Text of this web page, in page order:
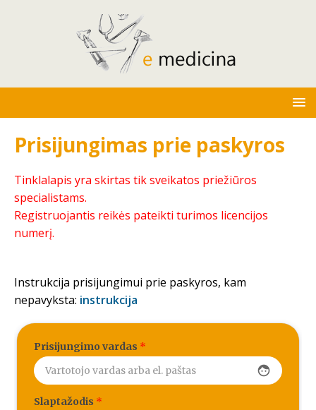
Prisijungimas prie paskyros
Tinklalapis yra skirtas tik sveikatos priežiūros
specialistams.
Registruojantis reikės pateikti turimos licencijos
numerį.
Instrukcija prisijungimui prie paskyros, kam
nepavyksta: instrukcija
Prisijungimo vardas *
face
Slaptažodis *